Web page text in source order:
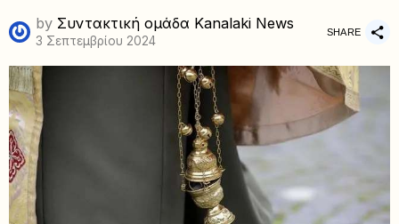
by Συντακτική ομάδα Kanalaki News
3 Σεπτεμβρίου 2024
SHARE